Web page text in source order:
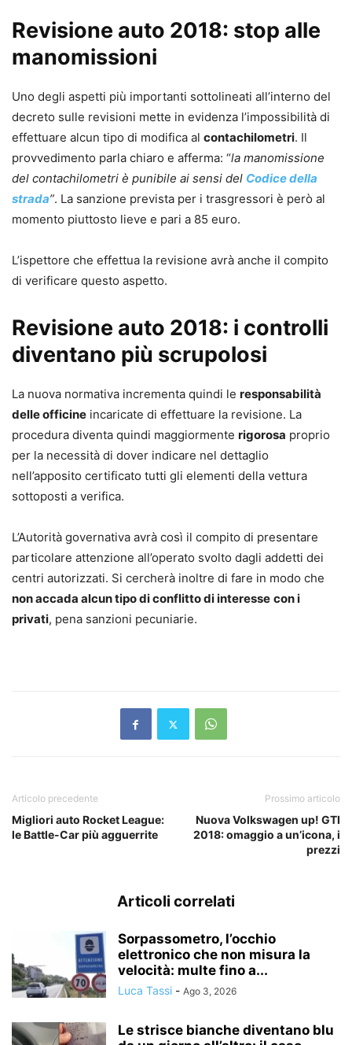
Revisione auto 2018: stop alle
manomissioni
Uno degli aspetti più importanti sottolineati all’interno del
decreto sulle revisioni mette in evidenza l’impossibilità di
effettuare alcun tipo di modifica al contachilometri. Il
provvedimento parla chiaro e afferma: “la manomissione
del contachilometri è punibile ai sensi del Codice della
strada”. La sanzione prevista per i trasgressori è però al
momento piuttosto lieve e pari a 85 euro.
L’ispettore che effettua la revisione avrà anche il compito
di verificare questo aspetto.
Revisione auto 2018: i controlli
diventano più scrupolosi
La nuova normativa incrementa quindi le responsabilità
delle officine incaricate di effettuare la revisione. La
procedura diventa quindi maggiormente rigorosa proprio
per la necessità di dover indicare nel dettaglio
nell’apposito certificato tutti gli elementi della vettura
sottoposti a verifica.
L’Autorità governativa avrà così il compito di presentare
particolare attenzione all’operato svolto dagli addetti dei
centri autorizzati. Si cercherà inoltre di fare in modo che
non accada alcun tipo di conflitto di interesse con i
privati, pena sanzioni pecuniarie.
Articolo precedente
Migliori auto Rocket League:
le Battle-Car più agguerrite
Prossimo articolo
Nuova Volkswagen up! GTI
2018: omaggio a un’icona, i
prezzi
Articoli correlati
Sorpassometro, l’occhio
elettronico che non misura la
velocità: multe fino a...
Luca Tassi - Ago 3, 2026
Le strisce bianche diventano blu